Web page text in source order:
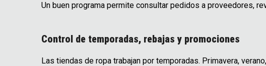
Un buen programa permite consultar pedidos a proveedores,
Control de temporadas, rebajas y promociones
Las tiendas de ropa trabajan por temporadas. Primavera,